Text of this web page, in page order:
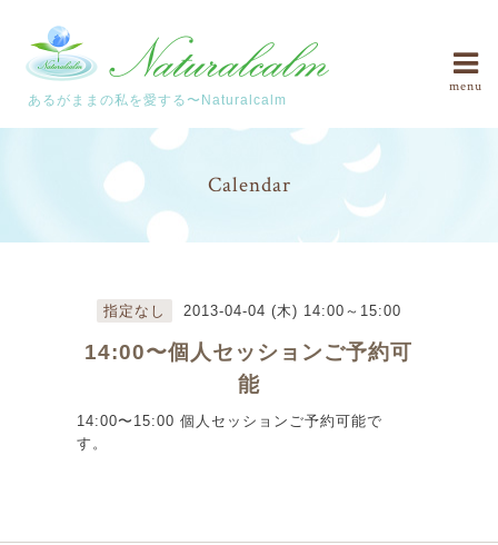
あるがままの私を愛する〜Naturalcalm
menu
Calendar
指定なし 2013-04-04 (木) 14:00～15:00
14:00〜個人セッションご予約可
能
14:00〜15:00 個人セッションご予約可能で
す。